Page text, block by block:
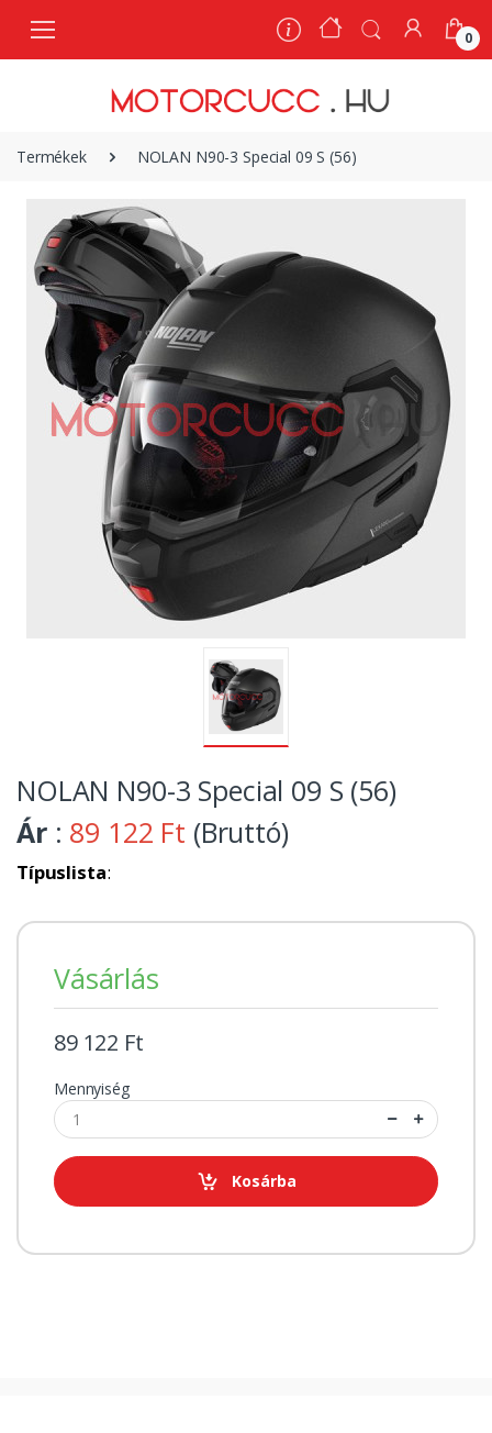
0
Termékek NOLAN N90-3 Special 09 S (56)
NOLAN N90-3 Special 09 S (56)
Ár : 89 122 Ft (Bruttó)
Típuslista:
Vásárlás
89 122 Ft
Mennyiség
Kosárba
0